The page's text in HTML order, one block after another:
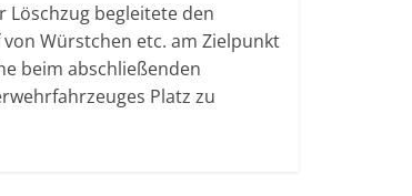
begleitete den
Würstchen etc. am Zielpunkt
beim abschließenden
Platz zu